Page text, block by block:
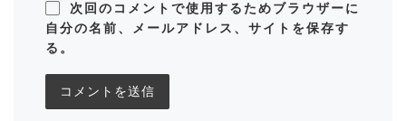
次回のコメントで使用するためブラウザーに
自分の名前、メールアドレス、サイトを保存す
る。